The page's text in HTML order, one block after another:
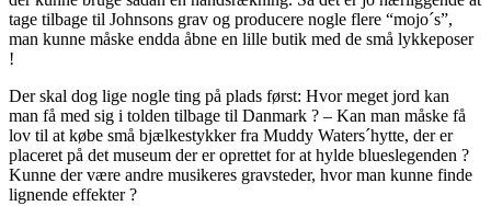
tage tilbage til Johnsons grav og producere nogle flere “mojo´s”,
man kunne måske endda åbne en lille butik med de små lykkeposer
!
Der skal dog lige nogle ting på plads først: Hvor meget jord kan
man få med sig i tolden tilbage til Danmark ? – Kan man måske få
lov til at købe små bjælkestykker fra Muddy Waters´hytte, der er
placeret på det museum der er oprettet for at hylde blueslegenden ?
Kunne der være andre musikeres gravsteder, hvor man kunne finde
lignende effekter ?